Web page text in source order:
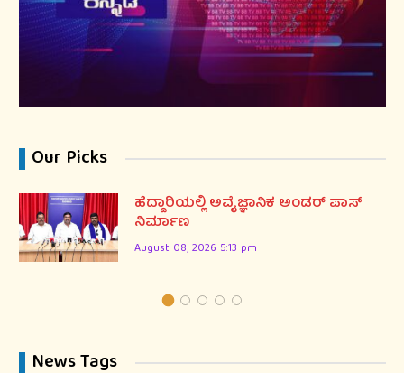
Our Picks
ಹೆದ್ದಾರಿಯಲ್ಲಿ ಅವೈಜ್ಞಾನಿಕ ಅಂಡರ್ ಪಾಸ್
ನಿರ್ಮಾಣ
August 08, 2026 5:13 pm
News Tags